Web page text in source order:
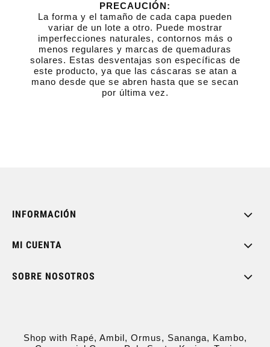
PRECAUCIÓN:
La forma y el tamaño de cada capa pueden
variar de un lote a otro. Puede mostrar
imperfecciones naturales, contornos más o
menos regulares y marcas de quemaduras
solares. Estas desventajas son específicas de
este producto, ya que las cáscaras se atan a
mano desde que se abren hasta que se secan
por última vez.
INFORMACIÓN
MI CUENTA
SOBRE NOSOTROS
Shop with Rapé, Ambil, Ormus, Sananga, Kambo,